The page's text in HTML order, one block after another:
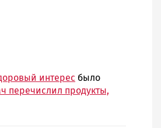
интерес было
перечислил продукты,